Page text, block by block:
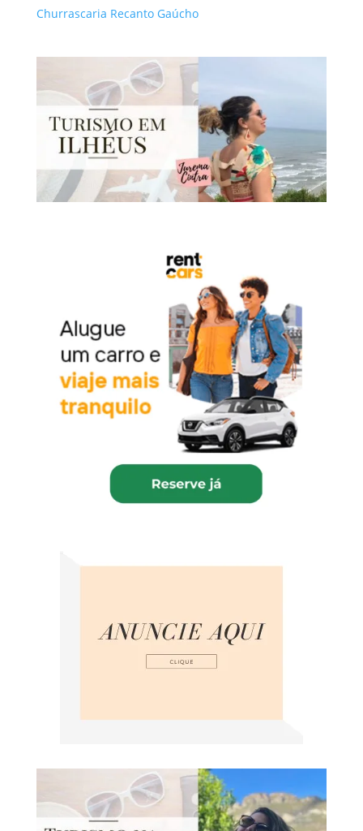
Churrascaria Recanto Gaúcho